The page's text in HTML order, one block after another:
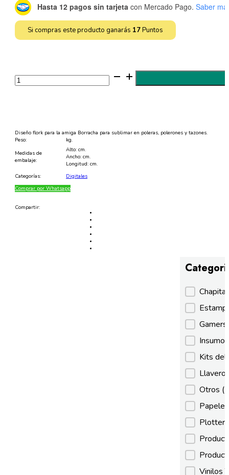
Hasta 12 pagos sin tarjeta con Mercado Pago. Saber
Si compras este producto ganarás 17Puntos
Diseño
Amiga
Borracha
Tazones
Editables
PSD
y
cantidad
Diseño flork para la amiga Borracha para sublimar en poleras, polerones y tazones.
Peso:
kg.
Medidas de
embalaje:
Alto: cm.
Ancho: cm.
Longitud: cm.
Categorías:
Digitales
Comprar por Whatsapp
Compartir:
Gamers
Kits
Otros
Vinilos